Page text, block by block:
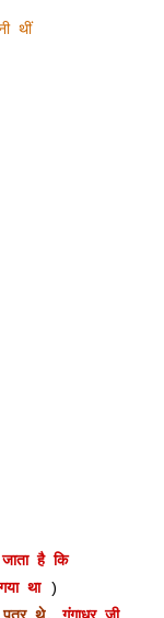
थीं
है कि
था)